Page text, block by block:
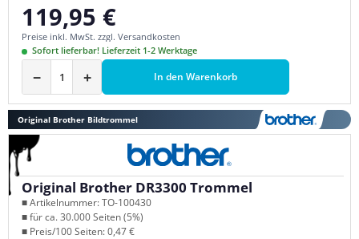
Regulärer Preis:
119,95 €
Preise inkl. MwSt. zzgl. Versandkosten
Sofort lieferbar! Lieferzeit 1-2 Werktage
− + In den Warenkorb
Original Brother Bildtrommel
Original Brother DR3300 Trommel
■ Artikelnummer: TO-100430
■ für ca. 30.000 Seiten (5%)
■ Preis/100 Seiten: 0,47 €